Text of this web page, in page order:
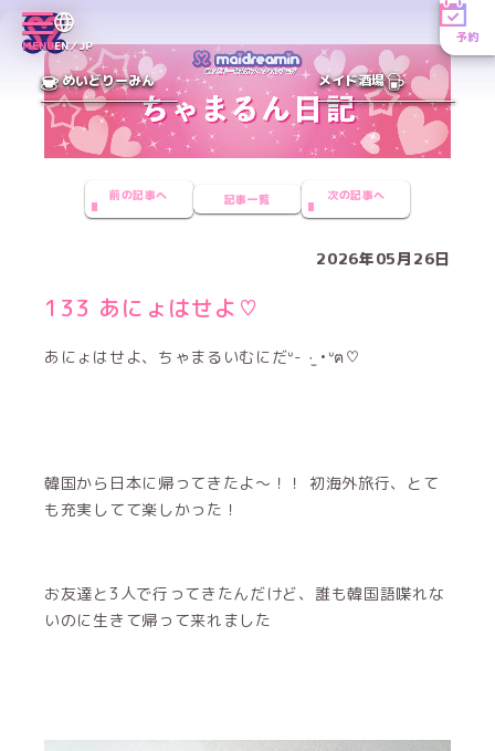
MENUEN／JP
予約
めいどりーみん メイド酒場
前の記事へ 記事一覧 次の記事へ
2026年05月26日
133 あにょはせよ‪‪♡
あにょはせよ、ちゃまるいむにだᐡ- ·̫ •ᐡฅ♡
韓国から日本に帰ってきたよ〜！！ 初海外旅行、とて
も充実してて楽しかった！
お友達と3人で行ってきたんだけど、誰も韓国語喋れな
いのに生きて帰って来れました